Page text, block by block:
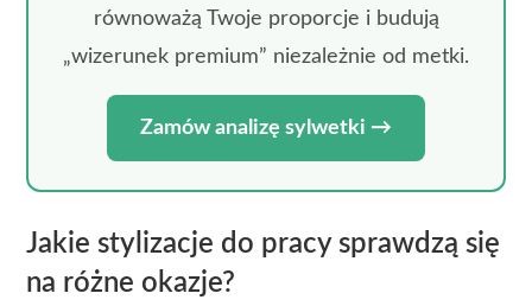
równoważą Twoje proporcje i budują
„wizerunek premium” niezależnie od metki.
Zamów analizę sylwetki →
Jakie stylizacje do pracy sprawdzą się
na różne okazje?